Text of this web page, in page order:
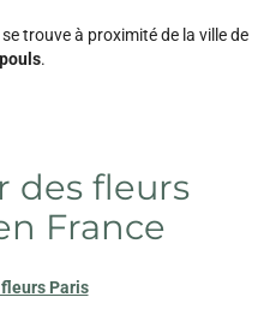
trouve à proximité de la ville de
.
des fleurs
France
Paris